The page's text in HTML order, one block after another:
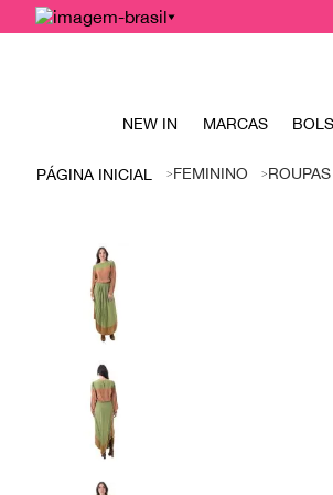
NEW IN MARCAS
FEMININO ROUPAS